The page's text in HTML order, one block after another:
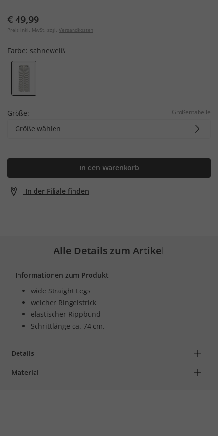
€ 49,99
Preis inkl. MwSt. zzgl. Versandkosten
Farbe: sahneweiß
Größe: Größentabelle
Größe wählen
In den Warenkorb
In der Filiale finden
Alle Details zum Artikel
Informationen zum Produkt
wide Straight Legs
weicher Ringelstrick
elastischer Rippbund
Schrittlänge ca. 74 cm.
Details
Material